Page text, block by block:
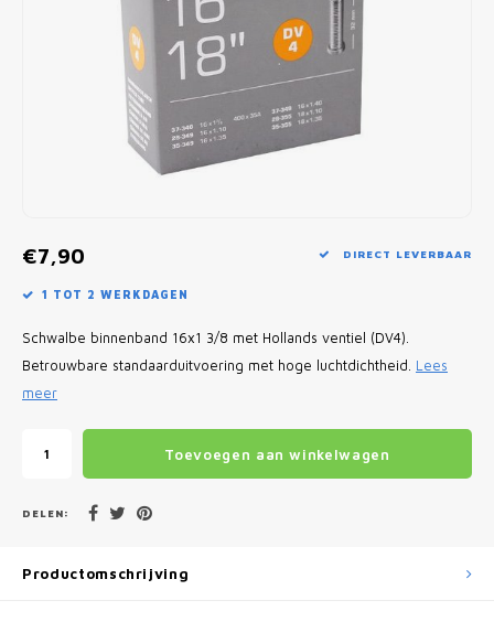
€7,90 DIRECT LEVERBAAR
1 TOT 2 WERKDAGEN
Schwalbe binnenband 16x1 3/8 met Hollands ventiel (DV4).
Betrouwbare standaarduitvoering met hoge luchtdichtheid. Lees
meer
Toevoegen aan winkelwagen
DELEN:
Productomschrijving